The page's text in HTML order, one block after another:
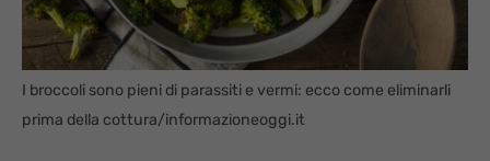
I broccoli sono pieni di parassiti e vermi: ecco come eliminarli
prima della cottura/informazioneoggi.it